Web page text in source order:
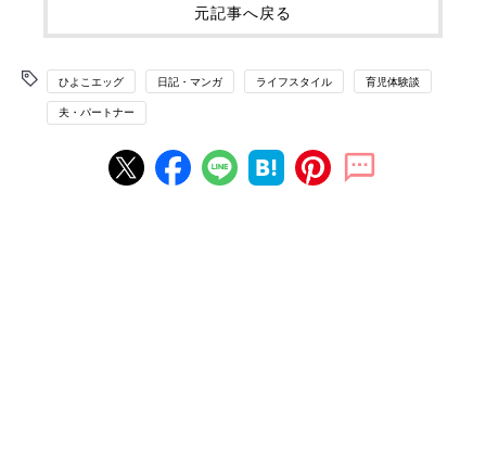
元記事へ戻る
ひよこエッグ 日記・マンガ ライフスタイル 育児体験談
夫・パートナー